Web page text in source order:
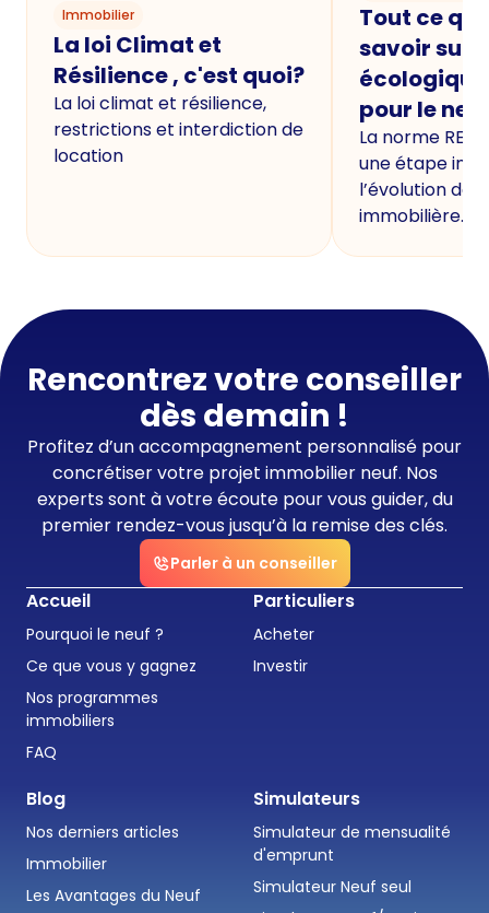
Immobilier
La loi Climat et
Résilience , c'est quoi?
La loi climat et résilience,
restrictions et interdiction de
location
Tout ce
savoir sur
écologique
pour le
La norme
une étape
l’évolution de
immobilière.
Rencontrez votre conseiller
dès demain !
Profitez d’un accompagnement personnalisé pour
concrétiser votre projet immobilier neuf. Nos
experts sont à votre écoute pour vous guider, du
premier rendez-vous jusqu’à la remise des clés.
Parler à un conseiller
Accueil
Pourquoi le neuf ?
Ce que vous y gagnez
Nos programmes
immobiliers
FAQ
Particuliers
Acheter
Investir
Blog
Nos derniers articles
Immobilier
Les Avantages du Neuf
Simulateurs
Simulateur de mensualité
d'emprunt
Simulateur Neuf seul